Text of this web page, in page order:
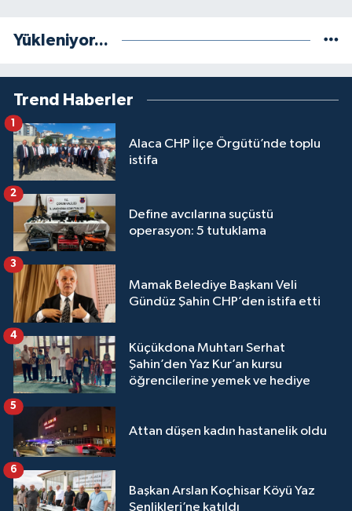
Yükleniyor...
Trend Haberler
Alaca CHP İlçe Örgütü’nde toplu
istifa
1
Define avcılarına suçüstü
operasyon: 5 tutuklama
2
Mamak Belediye Başkanı Veli
Gündüz Şahin CHP’den istifa etti
3
Küçükdona Muhtarı Serhat
Şahin’den Yaz Kur’an kursu
öğrencilerine yemek ve hediye
4
Attan düşen kadın hastanelik oldu
5
Başkan Arslan Koçhisar Köyü Yaz
Şenlikleri’ne katıldı
6